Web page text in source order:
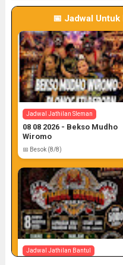
📅 Jadwal
Jadwal Jathilan Sleman
08 08 2026 - Bekso Mudho
Wiromo
📅 Besok (8/8)
Jadwal Jathilan Bantul